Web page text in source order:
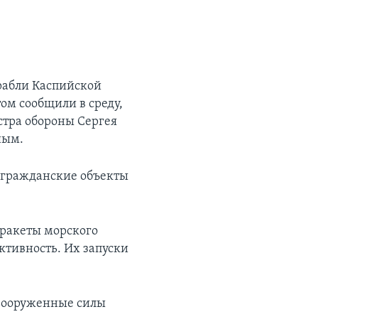
Каспийской
сообщили в среду,
обороны Сергея
объекты
морского
Их запуски
силы